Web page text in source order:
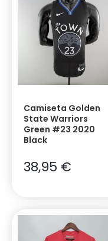
Camiseta Golden
State Warriors
Green #23 2020
Black
38,95 €